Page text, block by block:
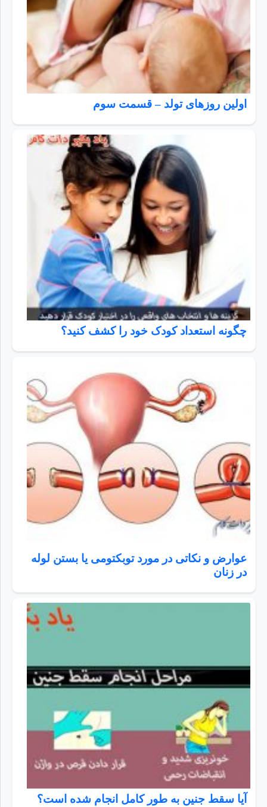
اولین روزهای تولد – قسمت سوم
چگونه استعداد کودک خود را کشف کنید؟
عوارض و نکاتی در مورد توبکتومی یا بستن لوله
در زنان
آیا سقط جنین به طور کامل انجام شده است؟